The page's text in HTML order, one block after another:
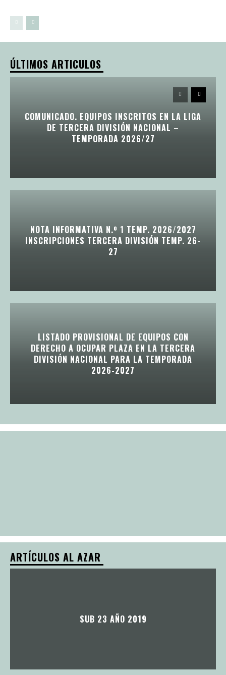
ÚLTIMOS ARTICULOS
COMUNICADO. EQUIPOS INSCRITOS EN LA LIGA
DE TERCERA DIVISIÓN NACIONAL –
TEMPORADA 2026/27
NOTA INFORMATIVA N.º 1 TEMP. 2026/2027
INSCRIPCIONES TERCERA DIVISIÓN TEMP. 26-
27
LISTADO PROVISIONAL DE EQUIPOS CON
DERECHO A OCUPAR PLAZA EN LA TERCERA
DIVISIÓN NACIONAL PARA LA TEMPORADA
2026-2027
ARTÍCULOS AL AZAR
SUB 23 AÑO 2019